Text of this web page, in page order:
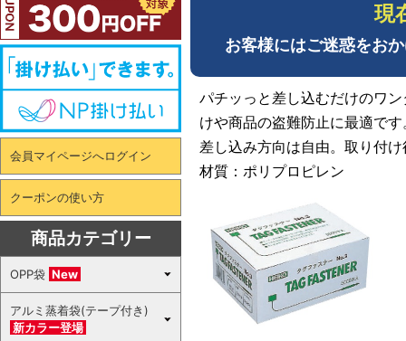
現
お客様にはご迷惑をお
パチッっと差し込むだけのワ
けや商品の盗難防止に最適です
差し込み方向は自由。取り付
材質：ポリプロピレン
会員マイページへログイン
クーポンの使い方
商品カテゴリー
OPP袋 New
アルミ蒸着袋(テープ付き)
新カラー登場